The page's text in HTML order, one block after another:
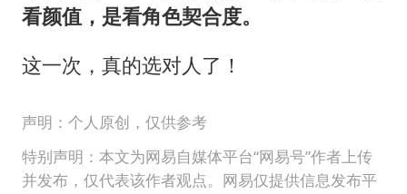
看颜值，是看角色契合度。
这一次，真的选对人了！
声明：个人原创，仅供参考
特别声明：本文为网易自媒体平台“网易号”作者上传
并发布，仅代表该作者观点。网易仅提供信息发布平